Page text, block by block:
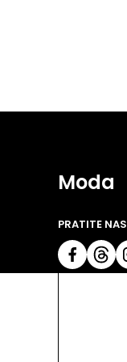
Moda
PRATITE NAS